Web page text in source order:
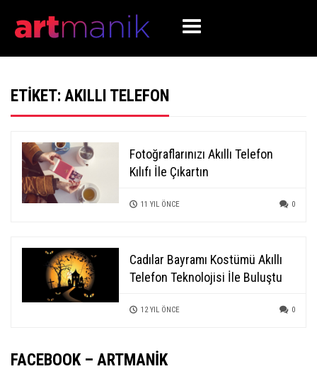
ETIKET: AKILLI TELEFON
Fotoğraflarınızı Akıllı Telefon
Kılıfı İle Çıkartın
11 YIL ÖNCE 0
Cadılar Bayramı Kostümü Akıllı
Telefon Teknolojisi İle Buluştu
12 YIL ÖNCE 0
FACEBOOK – ARTMANIK